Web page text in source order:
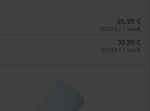
26,99 €
26,99 € / 1 Stück
30,99 €
30,99 € / 1 Stück